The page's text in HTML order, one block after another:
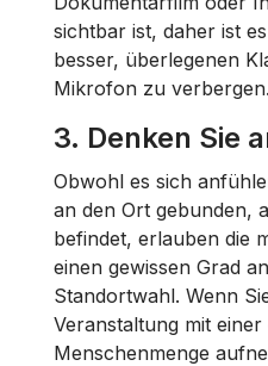
sichtbar ist, daher ist
besser, überlegenen
Mikrofon zu verbergen.
3. Denken Sie
Obwohl es sich
an den Ort gebunden,
befindet, erlauben die
einen gewissen Grad
Standortwahl. Wenn
Veranstaltung mit
Menschenmenge